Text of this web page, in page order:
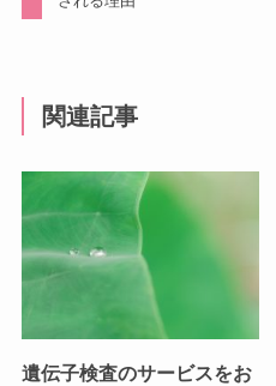
関連記事
遺伝子検査のサービスをお